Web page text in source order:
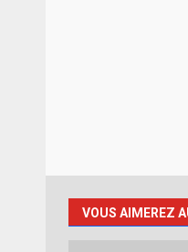
VOUS AIMEREZ